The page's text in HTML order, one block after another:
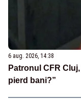
6 aug. 2026, 14:38
Patronul CFR
pierd bani?”